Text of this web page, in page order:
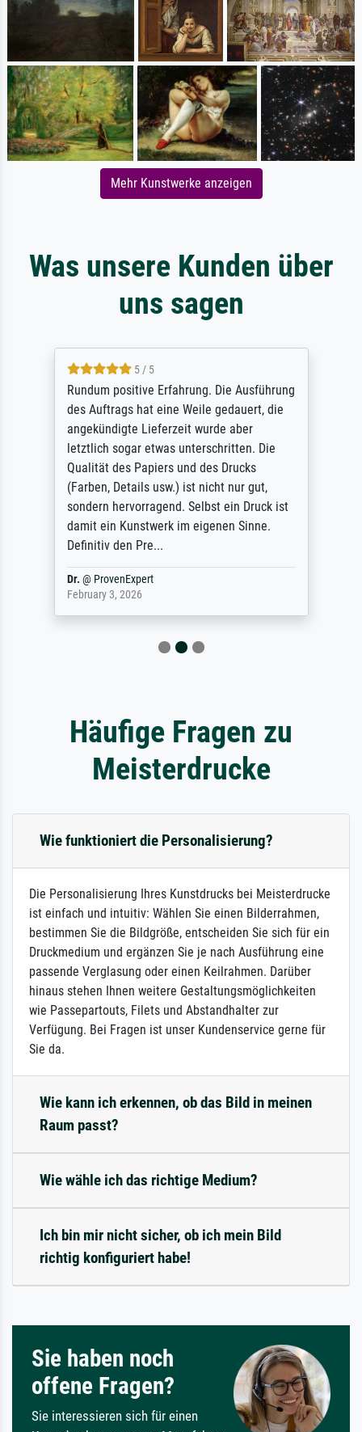
Mehr Kunstwerke anzeigen
Was unsere Kunden über
uns sagen
5 / 5
Rundum positive Erfahrung. Die Ausführung
des Auftrags hat eine Weile gedauert, die
angekündigte Lieferzeit wurde aber
letztlich sogar etwas unterschritten. Die
Qualität des Papiers und des Drucks
(Farben, Details usw.) ist nicht nur gut,
sondern hervorragend. Selbst ein Druck ist
damit ein Kunstwerk im eigenen Sinne.
Definitiv den Pre...
Dr. @ ProvenExpert
February 3, 2026
Häufige Fragen zu
Meisterdrucke
Wie funktioniert die Personalisierung?
Die Personalisierung Ihres Kunstdrucks bei Meisterdrucke
ist einfach und intuitiv: Wählen Sie einen Bilderrahmen,
bestimmen Sie die Bildgröße, entscheiden Sie sich für ein
Druckmedium und ergänzen Sie je nach Ausführung eine
passende Verglasung oder einen Keilrahmen. Darüber
hinaus stehen Ihnen weitere Gestaltungsmöglichkeiten
wie Passepartouts, Filets und Abstandhalter zur
Verfügung. Bei Fragen ist unser Kundenservice gerne für
Sie da.
Wie kann ich erkennen, ob das Bild in meinen
Raum passt?
Wie wähle ich das richtige Medium?
Ich bin mir nicht sicher, ob ich mein Bild
richtig konfiguriert habe!
Sie haben noch
offene Fragen?
Sie interessieren sich für einen